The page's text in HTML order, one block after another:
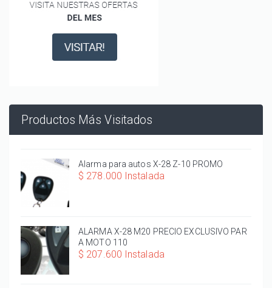
Productos Más Visitados
Alarma para autos X-28 Z-10 PROMO
$ 278.000 Instalada
ALARMA X-28 M20 PRECIO EXCLUSIVO PAR
A MOTO 110
$ 207.600 Instalada